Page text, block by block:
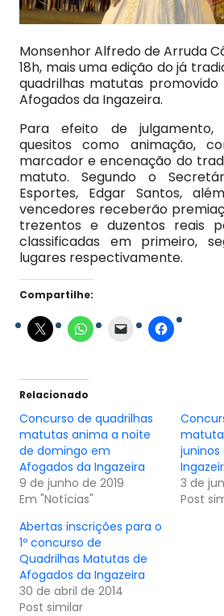
Monsenhor Alfredo de Arruda
18h, mais uma edição do já
quadrilhas matutas
Afogados da Ingazeira.
Para efeito de julgamento,
quesitos como animação,
marcador e encenação do
matuto. Segundo o
Esportes, Edgar Santos,
vencedores receberão
trezentos e duzentos reais
classificadas em primeiro,
lugares respectivamente.
Compartilhe:
Relacionado
Concurso de quadrilhas
matutas anima a noite
de domingo em
Afogados da Ingazeira
9 de junho de 2019
Em "Notícias"
3 de
Post
Abertas inscrições para o
1º concurso de
Quadrilhas Matutas de
Afogados da Ingazeira
30 de abril de 2014
Post similar